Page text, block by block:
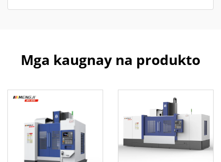
Mga kaugnay na produkto